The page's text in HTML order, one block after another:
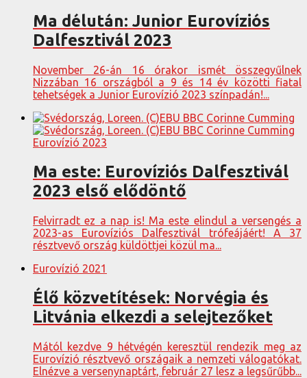
Ma délután: Junior Eurovíziós
Dalfesztivál 2023
November 26-án 16 órakor ismét összegyűlnek
Nizzában 16 országból a 9 és 14 év közötti fiatal
tehetségek a Junior Eurovízió 2023 színpadán!...
Eurovízió 2023
Ma este: Eurovíziós Dalfesztivál
2023 első elődöntő
Felvirradt ez a nap is! Ma este elindul a versengés a
2023-as Eurovíziós Dalfesztivál trófeájáért! A 37
résztvevő ország küldöttjei közül ma...
Eurovízió 2021
Élő közvetítések: Norvégia és
Litvánia elkezdi a selejtezőket
Mától kezdve 9 hétvégén keresztül rendezik meg az
Eurovízió résztvevő országaik a nemzeti válogatókat.
Elnézve a versenynaptárt, február 27 lesz a legsűrűbb...